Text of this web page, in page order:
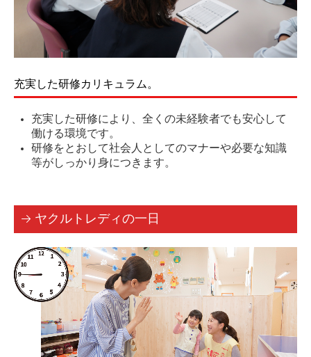
充実した研修カリキュラム。
充実した研修により、全くの未経験者でも安心して
働ける環境です。
研修をとおして社会人としてのマナーや必要な知識
等がしっかり身につきます。
ヤクルトレディの一日